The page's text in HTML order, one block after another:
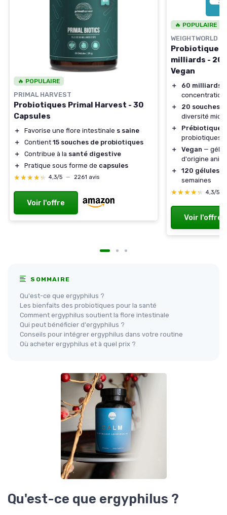
🔥 POPULAIRE
PRIMAL HARVEST
Probiotiques Primal Harvest - 30
Capsules
＋ Favorise une flore intestinale s saine
＋
Contient 15 souches de probiotiques
＋
Contribue à la santé digestive
＋
Pratique sous forme de capsules
★★★★★
★★★★★ 4,3/5 — 2261 avis
Voir l'offre
🔥 POPULAIRE
WEIGHTWORLD
Probiotiques
milliards - 20
Vegan
＋
60 milliards
concentration
＋
20 souches
diversité
＋
Prébiotiques
probiotiques
＋
Vegan —
d'origine
＋
120 gélules
semaines
★★★★★
★★★★★ 4,3/5
Voir l'offre
SOMMAIRE
Qu'est-ce que ergyphilus ?
Les bienfaits des probiotiques pour la santé
Comment ergyphilus soutient la flore intestinale
Qui peut bénéficier d'ergyphilus ?
Conseils pour intégrer ergyphilus dans votre routine
Où acheter ergyphilus et à quel prix ?
Qu'est-ce que ergyphilus ?